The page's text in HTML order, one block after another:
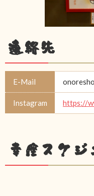
連絡先
E-Mail
Instagram https://
幸座スケジ